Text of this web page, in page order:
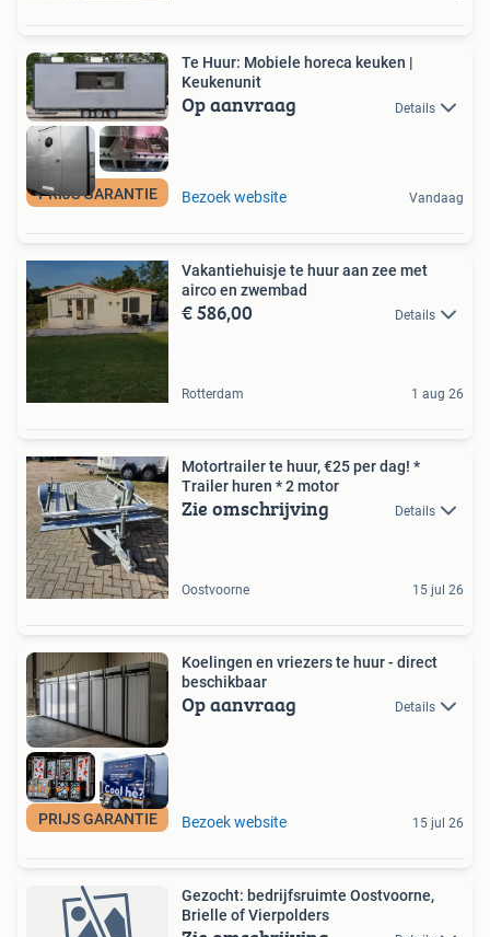
PRIJS GARANTIE
Te Huur: Mobiele horeca keuken |
Keukenunit
Op aanvraag Details
Bezoek website Vandaag
Vakantiehuisje te huur aan zee met
airco en zwembad
€ 586,00 Details
Rotterdam 1 aug 26
Motortrailer te huur, €25 per dag! *
Trailer huren * 2 motor
Zie omschrijving Details
Oostvoorne 15 jul 26
PRIJS GARANTIE
Koelingen en vriezers te huur - direct
beschikbaar
Op aanvraag Details
Bezoek website 15 jul 26
Gezocht: bedrijfsruimte Oostvoorne,
Brielle of Vierpolders